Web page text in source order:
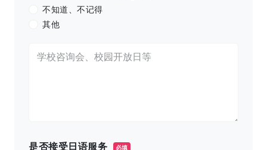
不知道、不记得
其他
是否接受日语服务 必填